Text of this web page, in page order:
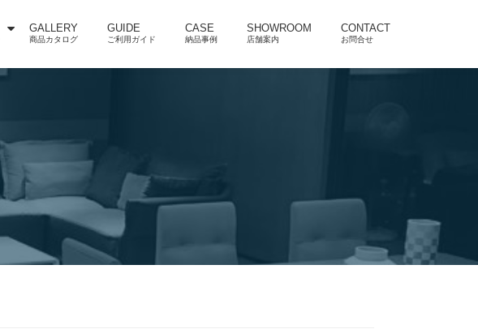
GALLERY
商品カタログ
GUIDE
ご利用ガイド
CASE
納品事例
SHOWROOM
店舗案内
CONTACT
お問合せ